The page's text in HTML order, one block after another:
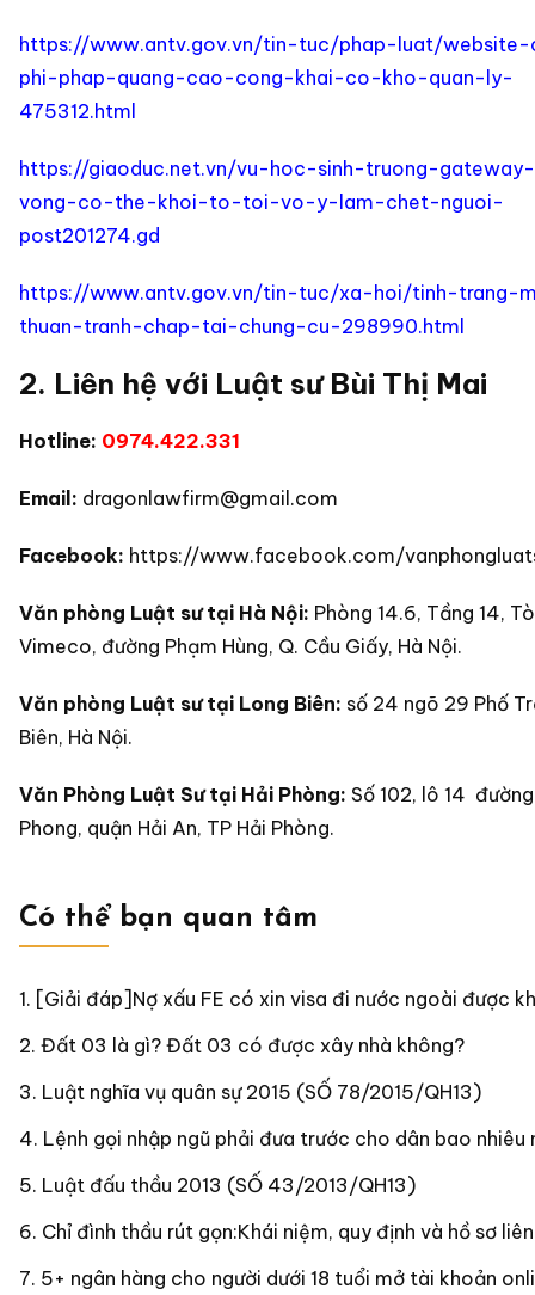
https://www.antv.gov.vn/tin-tuc/phap-luat/
phi-phap-quang-cao-cong-khai-co-kho-quan-ly-
475312.html
https://giaoduc.net.vn/vu-hoc-sinh-truong-
vong-co-the-khoi-to-toi-vo-y-lam-chet-nguoi-
post201274.gd
https://www.antv.gov.vn/tin-tuc/xa-hoi/tinh-trang-
thuan-tranh-chap-tai-chung-cu-298990.html
2. Liên hệ với Luật sư Bùi Thị Mai
Hotline: 0974.422.331
Email: dragonlawfirm@gmail.com
Facebook: https://www.facebook.com/
Văn phòng Luật sư tại Hà Nội: Phòng 14.6, Tầng 14,
Vimeco, đường Phạm Hùng, Q. Cầu Giấy, Hà Nội.
Văn phòng Luật sư tại Long Biên: số 24 ngõ 29 Phố
Biên, Hà Nội.
Văn Phòng Luật Sư tại Hải Phòng: Số 102, lô 14
Phong, quận Hải An, TP Hải Phòng.
Có thể bạn quan tâm
[Giải đáp]Nợ xấu FE có xin visa đi nước ngoài được
Đất 03 là gì? Đất 03 có được xây nhà không?
Luật nghĩa vụ quân sự 2015 (SỐ 78/2015/QH13)
Lệnh gọi nhập ngũ phải đưa trước cho dân bao nhiêu
Luật đấu thầu 2013 (SỐ 43/2013/QH13)
Chỉ đình thầu rút gọn:Khái niệm, quy định và hồ sơ
5+ ngân hàng cho người dưới 18 tuổi mở tài khoản